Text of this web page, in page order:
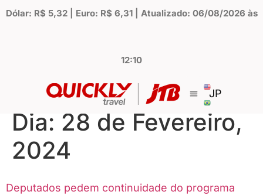
Dólar: R$ 5,32 | Euro: R$ 6,31 | Atualizado: 06/08/2026 às
12:10
JP
Dia: 28 de Fevereiro,
2024
Deputados pedem continuidade do programa